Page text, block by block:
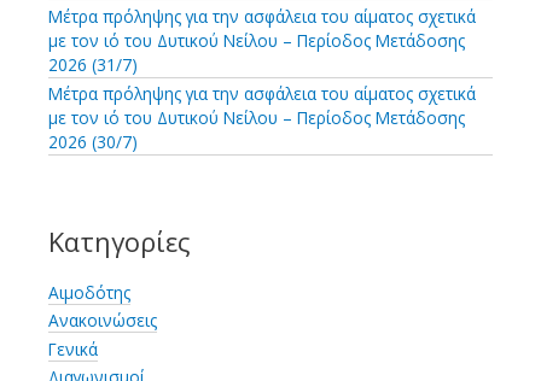
Μέτρα πρόληψης για την ασφάλεια του αίματος σχετικά
με τον ιό του Δυτικού Νείλου – Περίοδος Μετάδοσης
2026 (31/7)
Μέτρα πρόληψης για την ασφάλεια του αίματος σχετικά
με τον ιό του Δυτικού Νείλου – Περίοδος Μετάδοσης
2026 (30/7)
Κατηγορίες
Αιμοδότης
Ανακοινώσεις
Γενικά